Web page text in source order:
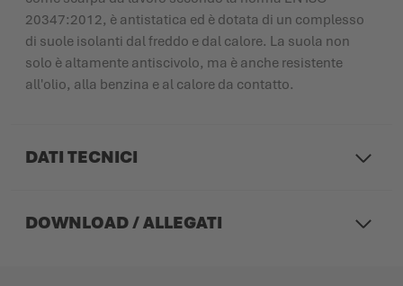
20347:2012, è antistatica ed è dotata di un complesso
di suole isolanti dal freddo e dal calore. La suola non
solo è altamente antiscivolo, ma è anche resistente
all'olio, alla benzina e al calore da contatto.
DATI TECNICI
DOWNLOAD / ALLEGATI